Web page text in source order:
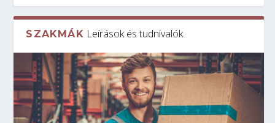
SZAKMÁK Leírások és tudnivalók